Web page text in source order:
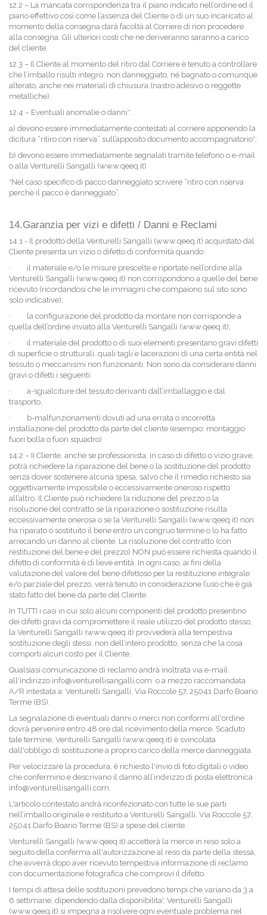
12.2 – La mancata corrispondenza tra il piano indicato nell’ordine ed il
piano effettivo così come l’assenza del Cliente o di un suo incaricato al
momento della consegna darà facoltà al Corriere di non procedere
alla consegna. Gli ulteriori costi che ne deriveranno saranno a carico
del cliente.
12.3 – Il Cliente al momento del ritiro dal Corriere è tenuto a controllare
che l’imballo risulti integro, non danneggiato, né bagnato o comunque
alterato, anche nei materiali di chiusura (nastro adesivo o reggette
metalliche).
12.4 – Eventuali anomalie o danni*:
a) devono essere immediatamente contestati al corriere apponendo la
dicitura “ritiro con riserva” sull’apposito documento accompagnatorio*;
b) devono essere immediatamente segnalati tramite telefono o e-mail
o alla Venturelli Sangalli (www.qeeq.it)
*Nel caso specifico di pacco danneggiato scrivere “ritiro con riserva
perchè il pacco è danneggiato”.
14.Garanzia per vizi e difetti / Danni e Reclami
14.1 - Il prodotto della Venturelli Sangalli (www.qeeq.it) acquistato dal
Cliente presenta un vizio o difetto di conformità quando:
·
il materiale e/o le misure prescelte e riportate nell’ordine alla
Venturelli Sangalli (www.qeeq.it) non corrispondono a quelle del bene
ricevuto (ricordandosi che le immagini che compaiono sul sito sono
solo indicative);
·
la configurazione del prodotto da montare non corrisponde a
quella dell’ordine inviato alla Venturelli Sangalli (www.qeeq.it);
·
il materiale del prodotto o di suoi elementi presentano gravi difetti
di superficie o strutturali, quali tagli e lacerazioni di una certa entità nel
tessuto o meccanismi non funzionanti. Non sono da considerare danni
gravi o difetti i seguenti:
·
a-sgualciture del tessuto derivanti dall’imballaggio e dal
trasporto,
·
b-malfunzionamenti dovuti ad una errata o incorretta
installazione del prodotto da parte del cliente (esempio: montaggio
fuori bolla o fuori squadro)
14.2 – II Cliente, anche se professionista, in caso di difetto o vizio grave,
potrà richiedere la riparazione del bene o la sostituzione del prodotto
senza dover sostenere alcuna spesa, salvo che il rimedio richiesto sia
oggettivamente impossibile o eccessivamente oneroso rispetto
all’altro. Il Cliente può richiedere la riduzione del prezzo o la
risoluzione del contratto se la riparazione o sostituzione risulta
eccessivamente onerosa o se la Venturelli Sangalli (www.qeeq.it) non
ha riparato o sostituito il bene entro un congruo termine o lo ha fatto
arrecando un danno al cliente. La risoluzione del contratto (con
restituzione del bene e del prezzo) NON può essere richiesta quando il
difetto di conformità è di lieve entità. In ogni caso, ai fini della
valutazione del valore del bene difettoso per la restituzione integrale
e/o parziale del prezzo, verrà tenuto in considerazione l’uso che è già
stato fatto del bene da parte del Cliente.
In TUTTI i casi in cui solo alcuni componenti del prodotto presentino
dei difetti gravi da compromettere il reale utilizzo del prodotto stesso,
la Venturelli Sangalli (www.qeeq.it) provvederà alla tempestiva
sostituzione degli stessi, non dell’intero prodotto, senza che la cosa
comporti alcun costo per il Cliente.
Qualsiasi comunicazione di reclamo andrà inoltrata via e-mail
all'indirizzo info@venturellisangalli.com o a mezzo raccomandata
A/R intestata a: Venturelli Sangalli, Via Roccole 57, 25041 Darfo Boario
Terme (BS).
La segnalazione di eventuali danni o merci non conformi all'ordine
dovrà pervenire entro 48 ore dal ricevimento della merce. Scaduto
tale termine, Venturelli Sangalli (www.qeeq.it) è svincolata
dall'obbligo di sostituzione a proprio carico della merce danneggiata.
Per velocizzare la procedura, è richiesto l'invio di foto digitali o video
che confermino e descrivano il danno all’indirizzo di posta elettronica
info@venturellisangalli.com.
L'articolo contestato andrà riconfezionato con tutte le sue parti
nell’imballo originale e restituito a Venturelli Sangalli, Via Roccole 57,
25041 Darfo Boario Terme (BS) a spese del cliente.
Venturelli Sangalli (www.qeeq.it) accetterà la merce in reso solo a
seguito della conferma all'autorizzazione al reso da parte della stessa,
che avverrà dopo aver ricevuto tempestiva informazione di reclamo
con documentazione fotografica che comprovi il difetto.
I tempi di attesa delle sostituzioni prevedono tempi che variano da 3 a
6 settimane, dipendendo dalla disponibilita'. Venturelli Sangalli
(www.qeeq.it) si impegna a risolvere ogni eventuale problema nel